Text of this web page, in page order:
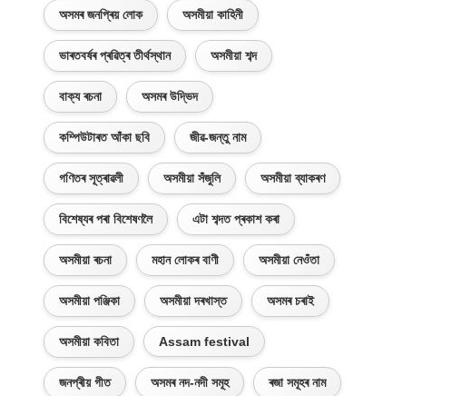
অসমৰ জনপ্ৰিয় লোক অসমীয়া কাহিনী
ভাৰতবৰ্ষৰ প্ৰৱিত্ৰ তীৰ্থস্থান অসমীয়া শব্দ
বাক্য ৰচনা অসমৰ উদ্ভিদ
কম্পিউটাৰত আঁকা ছবি জীৱ-জন্তু নাম
গণিতৰ সূত্ৰাৱলী অসমীয়া সঁজুলি অসমীয়া ব্যাকৰণ
বিশেষ্যৰ পৰা বিশেষণলৈ এটা শব্দত প্ৰকাশ কৰা
অসমীয়া ৰচনা মহান লোকৰ বাণী অসমীয়া নেওঁতা
অসমীয়া পঞ্জিকা অসমীয়া দৰখাস্ত অসমৰ চৰাই
অসমীয়া কবিতা Assam festival
জনপ্ৰীয় গীত অসমৰ নদ-নদী সমূহ ৰজা সমূহৰ নাম